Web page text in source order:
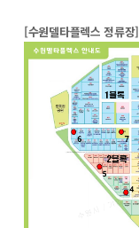
[수원델타플렉스 정류장]